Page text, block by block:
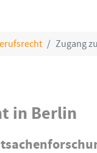
Zugang
in Berlin